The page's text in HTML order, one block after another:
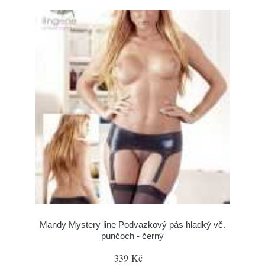
Mandy Mystery line Podvazkový pás hladký vč.
punčoch - černý
339 Kč